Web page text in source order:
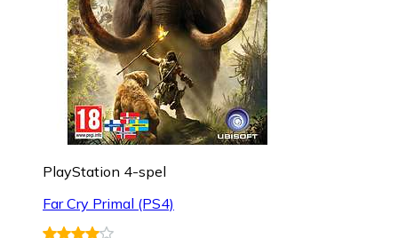
PlayStation 4-spel
Far Cry Primal (PS4)